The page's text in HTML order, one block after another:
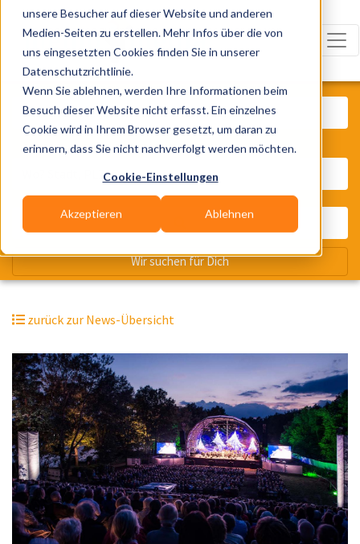
unsere Besucher auf dieser Website und anderen
Medien-Seiten zu erstellen. Mehr Infos über die von
uns eingesetzten Cookies finden Sie in unserer
Datenschutzrichtlinie.
Wenn Sie ablehnen, werden Ihre Informationen beim
Besuch dieser Website nicht erfasst. Ein einzelnes
Cookie wird in Ihrem Browser gesetzt, um daran zu
erinnern, dass Sie nicht nachverfolgt werden möchten.
Cookie-Einstellungen
Akzeptieren Ablehnen
zurück zur News-Übersicht
Was? Künstler, Zelte, Bands,
Wo? Stadt, PLZ, Ort
Wir suchen für Dich